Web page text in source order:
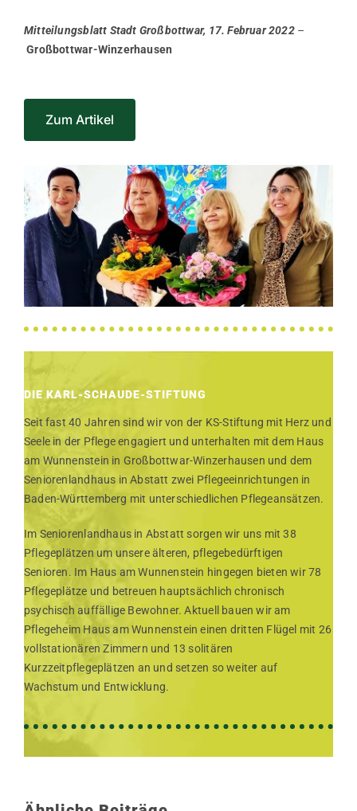
Mitteilungsblatt Stadt Großbottwar, 17. Februar 2022 –
Großbottwar-Winzerhausen
Zum Artikel
DIE KARL-SCHAUDE-STIFTUNG
Seit fast 40 Jahren sind wir von der KS-Stiftung mit Herz und
Seele in der Pflege engagiert und unterhalten mit dem Haus
am Wunnenstein in Großbottwar-Winzerhausen und dem
Seniorenlandhaus in Abstatt zwei Pflegeeinrichtungen in
Baden-Württemberg mit unterschiedlichen Pflegeansätzen.
Im Seniorenlandhaus in Abstatt sorgen wir uns mit 38
Pflegeplätzen um unsere älteren, pflegebedürftigen
Senioren. Im Haus am Wunnenstein hingegen bieten wir 78
Pflegeplätze und betreuen hauptsächlich chronisch
psychisch auffällige Bewohner. Aktuell bauen wir am
Pflegeheim Haus am Wunnenstein einen dritten Flügel mit 26
vollstationären Zimmern und 13 solitären
Kurzzeitpflegeplätzen an und setzen so weiter auf
Wachstum und Entwicklung.